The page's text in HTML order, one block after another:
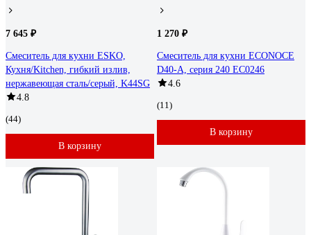
7 645 ₽
Смеситель для кухни ESKO,
Кухня/Kitchen, гибкий излив,
нержавеющая сталь/серый, K44SG
4.8
(44)
В корзину
1 270 ₽
Смеситель для кухни ECONOCE
D40-A, серия 240 EC0246
4.6
(11)
В корзину